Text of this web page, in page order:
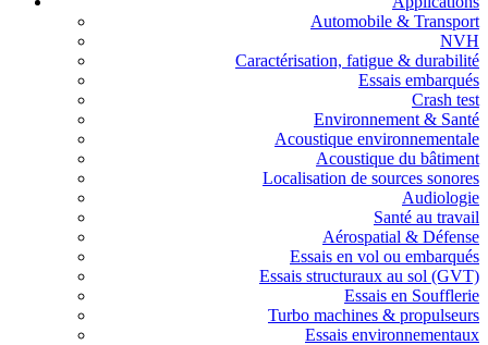
Automobile & Transport
NVH
Caractérisation, fatigue & durabilité
Essais embarqués
Crash test
Environnement & Santé
Acoustique environnementale
Acoustique du bâtiment
Localisation de sources sonores
Audiologie
Santé au travail
Aérospatial & Défense
Essais en vol ou embarqués
Essais structuraux au sol (GVT)
Essais en Soufflerie
Turbo machines & propulseurs
Essais environnementaux